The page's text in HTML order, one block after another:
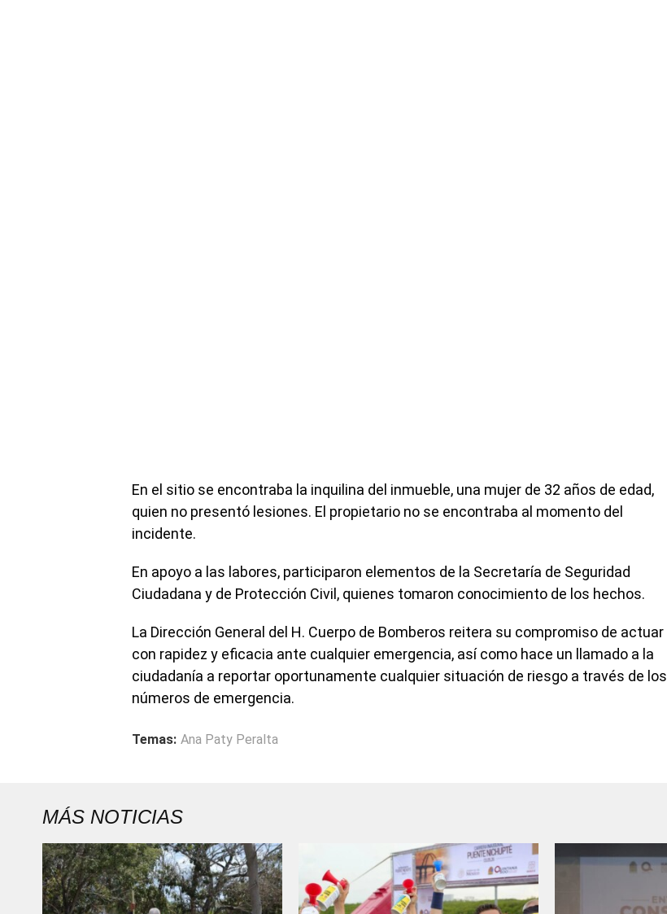
En el sitio se encontraba la inquilina del inmueble, una mujer de 32 años de edad,
quien no presentó lesiones. El propietario no se encontraba al momento del
incidente.
En apoyo a las labores, participaron elementos de la Secretaría de Seguridad
Ciudadana y de Protección Civil, quienes tomaron conocimiento de los hechos.
La Dirección General del H. Cuerpo de Bomberos reitera su compromiso de actuar
con rapidez y eficacia ante cualquier emergencia, así como hace un llamado a la
ciudadanía a reportar oportunamente cualquier situación de riesgo a través de los
números de emergencia.
Temas: Ana Paty Peralta
MÁS NOTICIAS